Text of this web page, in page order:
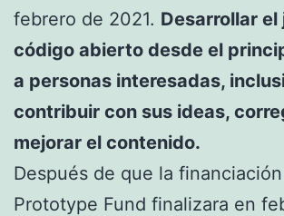
febrero de 2021. Desarrollar
código abierto desde el
a personas interesadas,
contribuir con sus ideas,
mejorar el contenido.
Después de que la
Prototype Fund finalizara en